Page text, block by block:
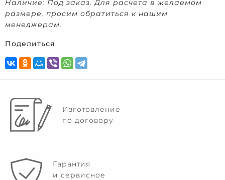
Наличие: Под заказ.Для расчета в желаемом
размере, просим обратиться к нашим
менеджерам.
Поделиться
Изготовление
по договору
Гарантия
и сервисное